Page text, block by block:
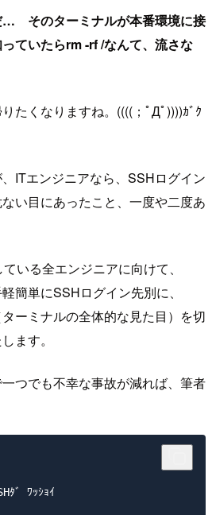
… そのターミナルが本番環境に接
ていたらrm -rf /なんて、流さな
たくなりますね。((((；ﾟДﾟ))))ｶﾞｸ
ITエンジニアなら、SSHログイン
い目にあったこと、一度や二度あ
いる全エンジニアに向けて、
簡単にSSHログイン先別に、
ーミナルの全体的な見た目）を切
ます。
つでも不幸な事故が減れば、筆者
ﾞ ﾜｯｼｮｲ